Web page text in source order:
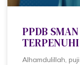
PPDB
TERPENUHI
Alhamdulillah,